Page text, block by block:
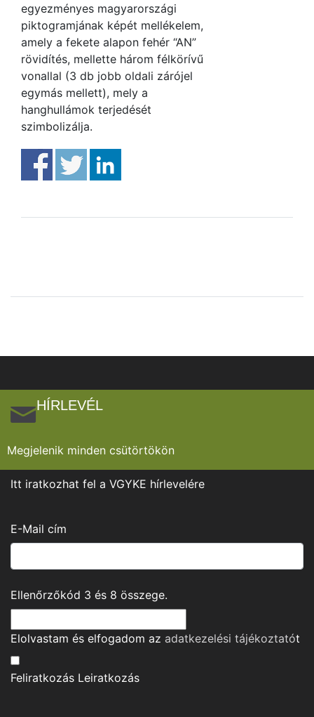
egyezményes magyarországi
piktogramjának képét mellékelem,
amely a fekete alapon fehér “AN”
rövidítés, mellette három félkörívű
vonallal (3 db jobb oldali zárójel
egymás mellett), mely a
hanghullámok terjedését
szimbolizálja.
HÍRLEVÉL
Megjelenik minden csütörtökön
Itt iratkozhat fel a VGYKE hírlevelére
E-Mail cím
Ellenőrzőkód 3 és 8 összege.
Elolvastam és elfogadom az adatkezelési tájékoztatót
Feliratkozás Leiratkozás